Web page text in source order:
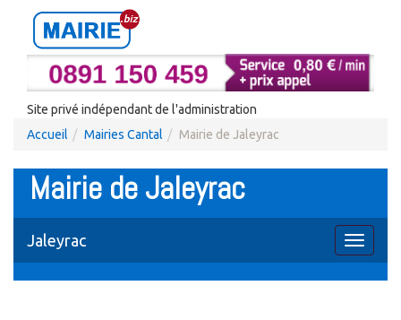
Site privé indépendant de l'administration
Accueil
Mairies Cantal Mairie de Jaleyrac
Mairie de Jaleyrac
Toggle
Jaleyrac